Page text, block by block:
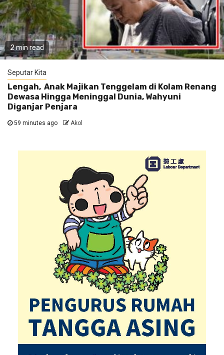
2 min read
Seputar Kita
Lengah, Anak Majikan Tenggelam di Kolam Renang
Dewasa Hingga Meninggal Dunia, Wahyuni
Diganjar Penjara
59 minutes ago Akol